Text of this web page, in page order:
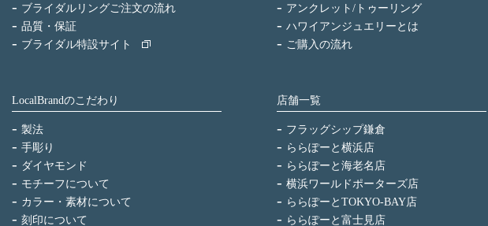
ブライダルリングご注文の流れ
品質・保証
ブライダル特設サイト
アンクレット/トゥーリング
ハワイアンジュエリーとは
ご購入の流れ
LocalBrandのこだわり
製法
手彫り
ダイヤモンド
モチーフについて
カラー・素材について
刻印について
店舗一覧
フラッグシップ鎌倉
ららぽーと横浜店
ららぽーと海老名店
横浜ワールドポーターズ店
ららぽーとTOKYO-BAY店
ららぽーと富士見店